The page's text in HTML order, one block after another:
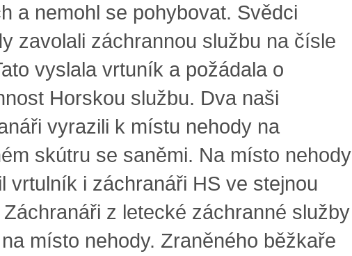
a nemohl se pohybovat. Svědci
zavolali záchrannou službu na čísle
vyslala vrtuník a požádala o
Horskou službu. Dva naši
vyrazili k místu nehody na
skútru se saněmi. Na místo nehody
vrtulník i záchranáři HS ve stejnou
z letecké záchranné služby
místo nehody. Zraněného běžkaře